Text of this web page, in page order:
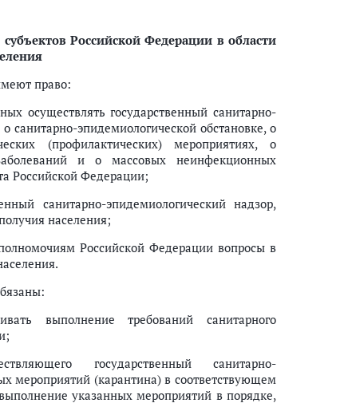
Российской Федерации в области
право:
осуществлять государственный санитарно-
эпидемиологической обстановке, о
(профилактических) мероприятиях, о
и о массовых неинфекционных
Российской Федерации;
санитарно-эпидемиологический надзор,
населения;
Российской Федерации вопросы в
выполнение требований санитарного
государственный санитарно-
мероприятий (карантина) в соответствующем
указанных мероприятий в порядке,